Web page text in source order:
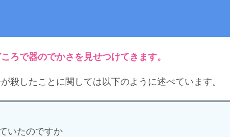
ろで器のでかさを見せつけてきます。
殺したことに関しては以下のように述べています。
いたのですか